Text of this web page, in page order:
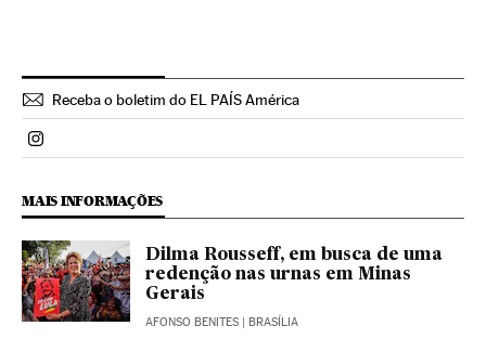
Receba o boletim do EL PAÍS América
Politica El País Brasil en Instagram
MAIS INFORMAÇÕES
Dilma Rousseff, em busca de uma
redenção nas urnas em Minas
Gerais
AFONSO BENITES | BRASÍLIA